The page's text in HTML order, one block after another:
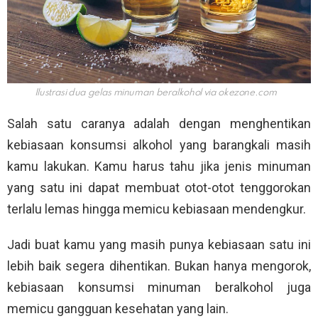
Ilustrasi dua gelas minuman beralkohol via okezone.com
Salah satu caranya adalah dengan menghentikan
kebiasaan konsumsi alkohol yang barangkali masih
kamu lakukan. Kamu harus tahu jika jenis minuman
yang satu ini dapat membuat otot-otot tenggorokan
terlalu lemas hingga memicu kebiasaan mendengkur.
Jadi buat kamu yang masih punya kebiasaan satu ini
lebih baik segera dihentikan. Bukan hanya mengorok,
kebiasaan konsumsi minuman beralkohol juga
memicu gangguan kesehatan yang lain.